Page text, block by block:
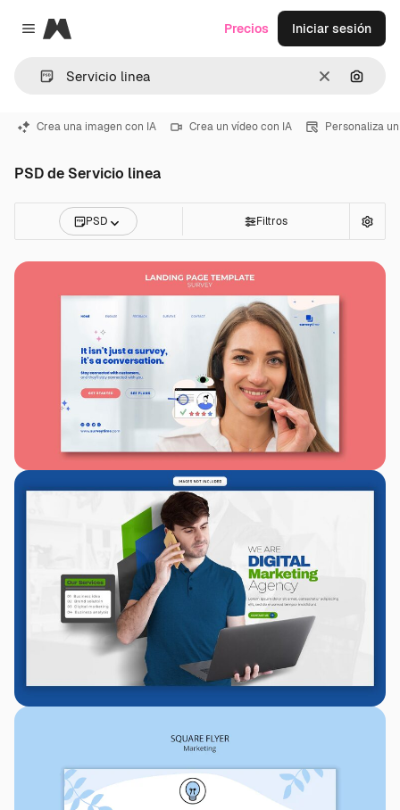
Close menu
Magnific
Borrar
Precios Iniciar sesión
Crea una imagen con IA Crea un vídeo con IA Personaliza
PSD de Servicio linea
PSD Filtros